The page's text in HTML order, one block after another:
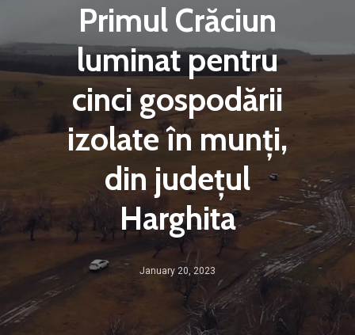
Primul Crăciun
luminat pentru
cinci gospodării
izolate în munți,
din județul
Harghita
January 20, 2023